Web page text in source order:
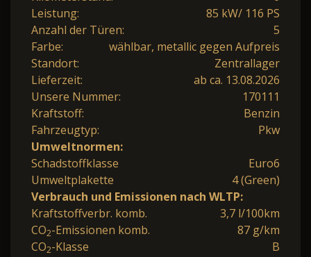
Leistung:
85 kW/ 116 PS
Anzahl der Türen:
5
Farbe:
wählbar, metallic gegen Aufpreis
Standort:
Zentrallager
Lieferzeit:
ab ca. 13.08.2026
Unsere Nummer:
170111
Kraftstoff:
Benzin
Fahrzeugtyp:
Pkw
Umweltnormen:
Schadstoffklasse
Euro6
Umweltplakette
4 (Green)
Verbrauch und Emissionen nach WLTP:
Kraftstoffverbr. komb.
3,7 l/100km
CO2-Emissionen komb.
87 g/km
CO2-Klasse B